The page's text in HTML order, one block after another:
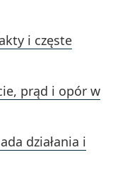
i częste
prąd i opór w
działania i